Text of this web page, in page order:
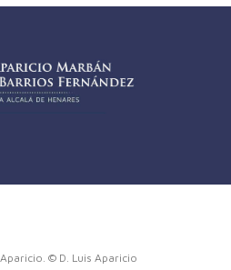
© D. Luis Aparicio